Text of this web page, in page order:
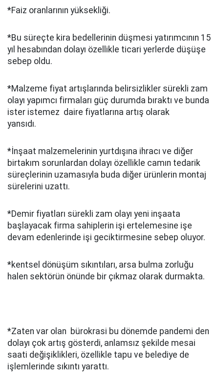
*Faiz oranlarının yüksekliği.
*Bu süreçte kira bedellerinin düşmesi yatırımcının 15
yıl hesabından dolayı özellikle ticari yerlerde düşüşe
sebep oldu.
*Malzeme fiyat artışlarında belirsizlikler sürekli zam
olayı yapımcı firmaları güç durumda bıraktı ve bunda
ister istemez daire fiyatlarına artış olarak
yansıdı.
*İnşaat malzemelerinin yurtdışına ihracı ve diğer
birtakım sorunlardan dolayı özellikle camın tedarik
süreçlerinin uzamasıyla buda diğer ürünlerin montaj
sürelerini uzattı.
*Demir fiyatları sürekli zam olayı yeni inşaata
başlayacak firma sahiplerin işi ertelemesine işe
devam edenlerinde işi geciktirmesine sebep oluyor.
*kentsel dönüşüm sıkıntıları, arsa bulma zorluğu
halen sektörün önünde bir çıkmaz olarak durmakta.
*Zaten var olan bürokrasi bu dönemde pandemi den
dolayı çok artış gösterdi, anlamsız şekilde mesai
saati değişiklikleri, özellikle tapu ve belediye de
işlemlerinde sıkıntı yarattı.